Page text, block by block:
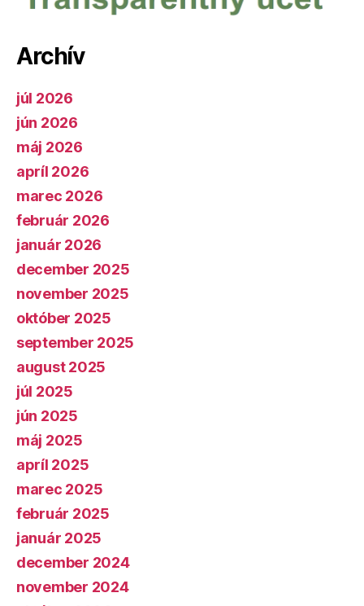
Archív
júl 2026
jún 2026
máj 2026
apríl 2026
marec 2026
február 2026
január 2026
december 2025
november 2025
október 2025
september 2025
august 2025
júl 2025
jún 2025
máj 2025
apríl 2025
marec 2025
február 2025
január 2025
december 2024
november 2024